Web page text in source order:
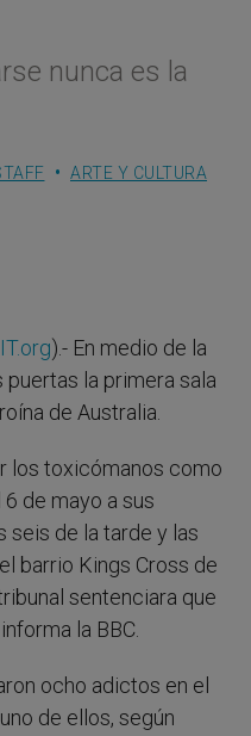
nunca es la
ARTE Y CULTURA
).- En medio de la
la primera sala
de Australia.
los toxicómanos como
de mayo a sus
seis de la tarde y las
barrio Kings Cross de
sentenciara que
la BBC.
ocho adictos en el
de ellos, según